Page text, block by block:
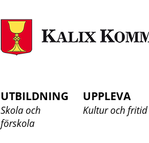
UTBILDNING
Skola och
förskola
UPPLEVA
Kultur och fritid